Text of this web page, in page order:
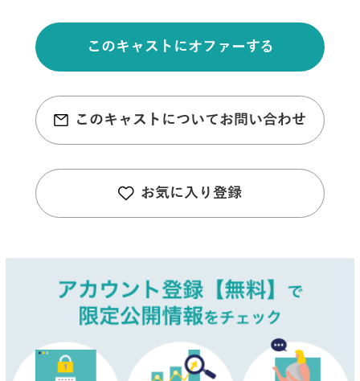
このキャストにオファーする
このキャストについてお問い合わせ
お気に入り登録